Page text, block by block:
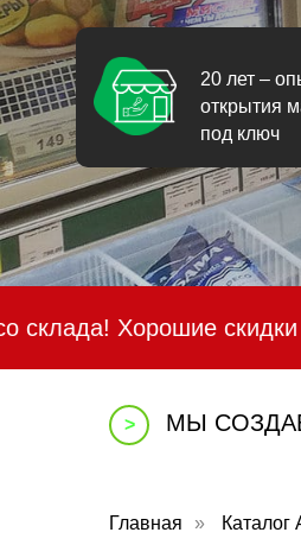
20 лет –
открытия
под ключ
скидки и быстрая
> МЫ
Главная » Каталог